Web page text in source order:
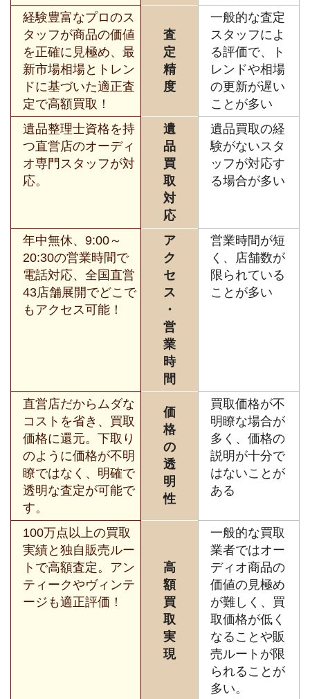
経験豊富なプロのス
タッフが商品の価値
を正確に見極め、最
新市場相場とトレン
ドに基づいた適正査
定で高額買取！
査
定
精
度
一般的な査定
スタッフによ
る評価で、ト
レンドや相場
の更新が遅い
ことが多い
遺品整理士資格を持
つ直営店のオーディ
オ専門スタッフが対
応。
遺
品
買
取
対
応
遺品買取の経
験がないスタ
ッフが対応す
る場合が多い
年中無休、9:00～
20:30の営業時間で
電話対応、全国直営
43店舗展開でどこで
もアクセス可能！
ア
ク
セ
ス
・
営
業
時
間
営業時間が短
く、店舗数が
限られている
ことが多い
直営店だからムダな
コストを省き、買取
価格に還元。下取り
のように価格が不明
瞭ではなく、明確で
透明な査定が可能で
す。
価
格
の
透
明
性
買取価格が不
明瞭な場合が
多く、価格の
説明が十分で
はないことが
ある
100万点以上の買取
実績と独自販売ルー
トで高額査定。アン
ティークやヴィンテ
ージも適正評価！
高
額
買
取
実
現
一般的な買取
業者ではオー
ディオ商品の
価値の見極め
が難しく、買
取価格が低く
なることや販
売ルートが限
られることが
多い。